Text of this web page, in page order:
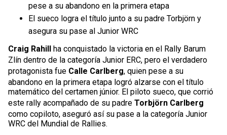
pese a su abandono en la primera etapa
El sueco logra el título junto a su padre Torbjörn y
asegura su pase al Junior WRC
Craig Rahill ha conquistado la victoria en el Rally Barum
Zlín dentro de la categoría Junior ERC, pero el verdadero
protagonista fue Calle Carlberg, quien pese a su
abandono en la primera etapa logró alzarse con el título
matemático del certamen júnior. El piloto sueco, que corrió
este rally acompañado de su padre Torbjörn Carlberg
como copiloto, aseguró así su pase a la categoría Junior
WRC del Mundial de Rallies.